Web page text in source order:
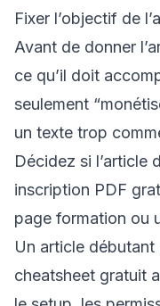
Fixer l’objectif de
Avant de donner
ce qu’il doit
seulement
un texte trop
Décidez si l’article
inscription PDF
page formation ou
Un article
cheatsheet gratuit